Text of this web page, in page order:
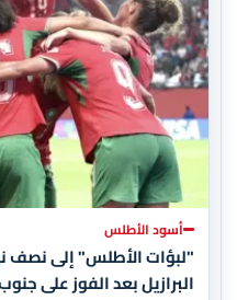
أسود الأطلس
"لبؤات الأطلس" إلى نصف
البرازيل بعد الفوز على